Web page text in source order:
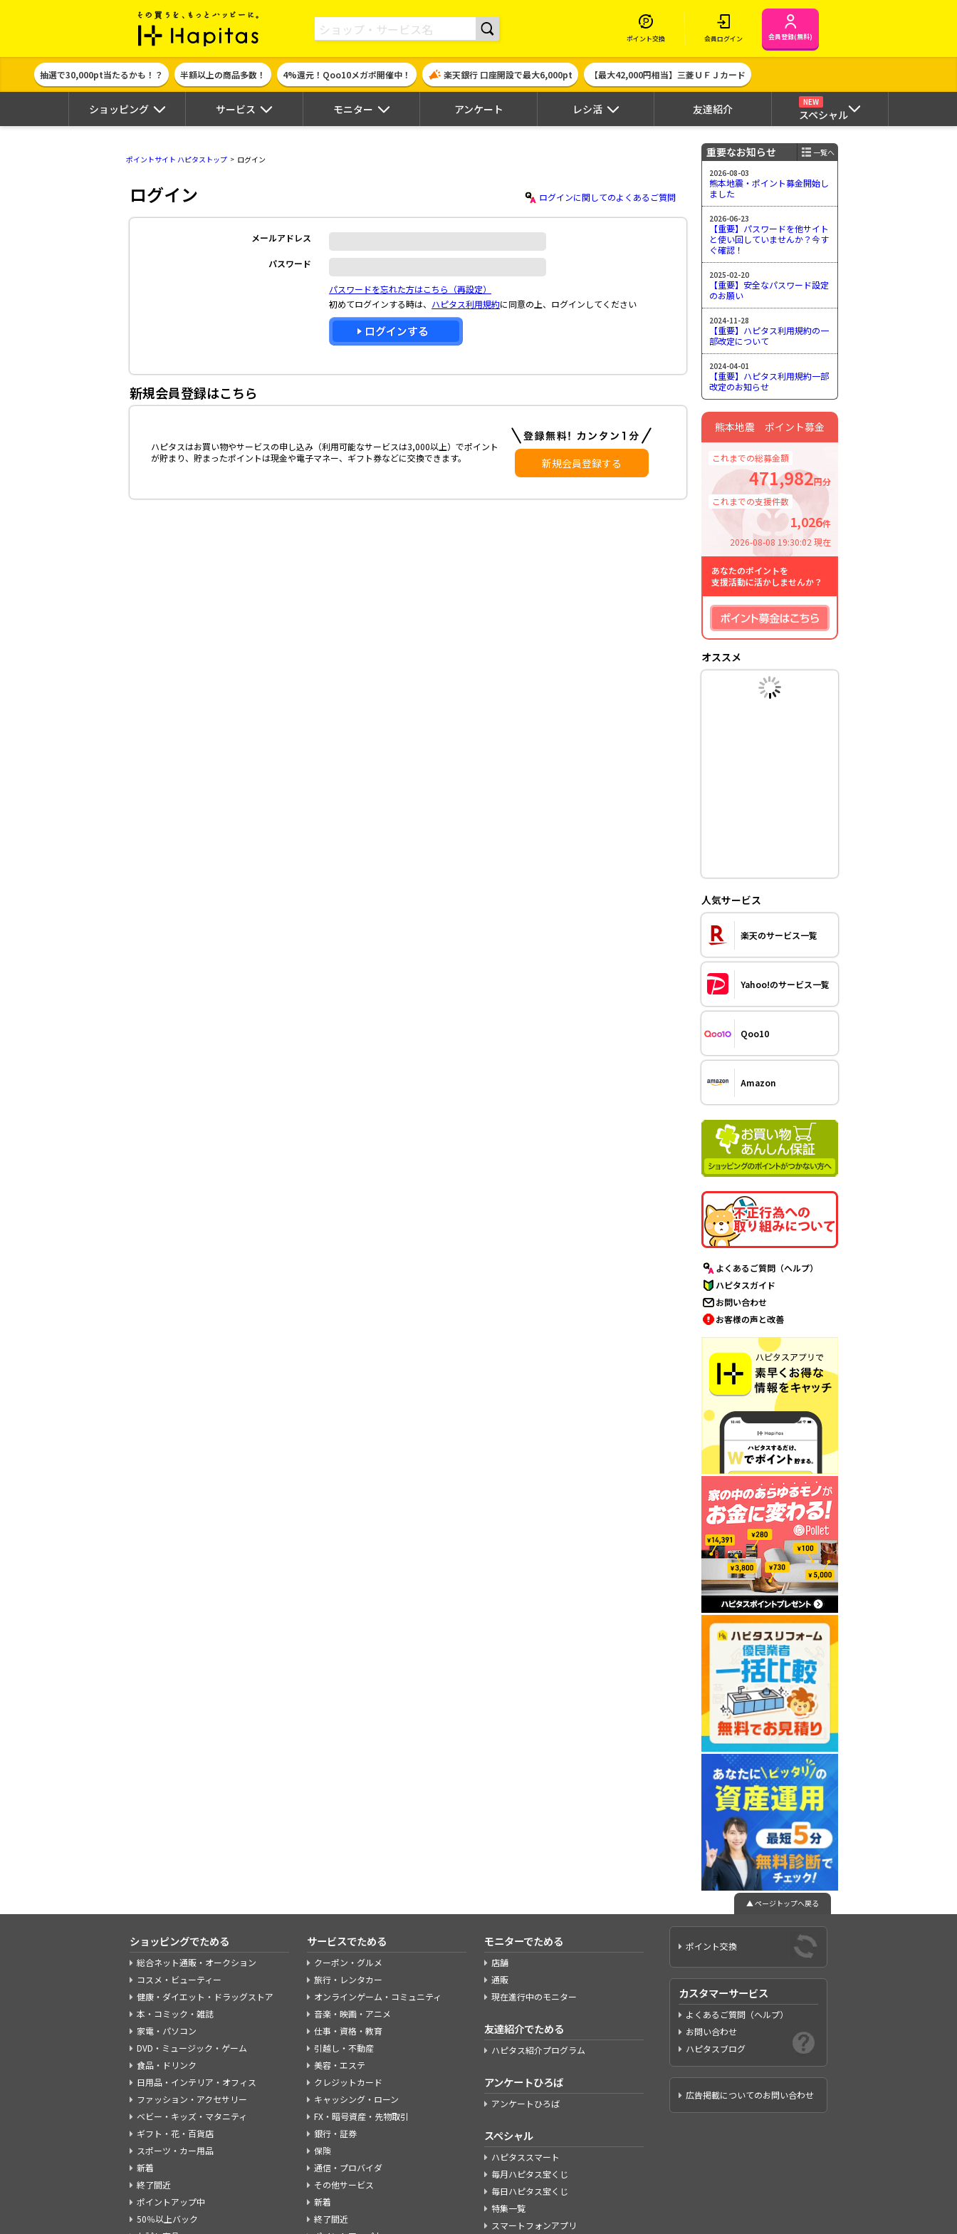
ポイント貯めて現金やギフト券に交換できるポイントサイト | ハピタス
ポイント交換 会員ログイン 会員登録(無料)
抽選で30,000pt当たるかも！？ 半額以上の商品多数！ 4%還元！Qoo10メガポ開催中！ 楽天銀行 口座開設で最大6,000pt 【最大42,000円相当】三菱ＵＦＪカード
ショッピング サービス モニター アンケート レシ活 友達紹介
NEW
スペシャル
ポイントサイト ハピタストップ ログイン
ログイン ログインに関してのよくあるご質問
メールアドレス
パスワード
パスワードを忘れた方はこちら（再設定）
初めてログインする時は、 ハピタス利用規約に同意の上、ログインしてください
新規会員登録はこちら
ハピタスはお買い物やサービスの申し込み（利用可能なサービスは3,000以上）でポイント
が貯まり、貯まったポイントは現金や電子マネー、ギフト券などに交換できます。
新規会員登録する
重要なお知らせ
一覧へ
2026-08-03
熊本地震・ポイント募金開始し
ました
2026-06-23
【重要】パスワードを他サイト
と使い回していませんか？今す
ぐ確認！
2025-02-20
【重要】安全なパスワード設定
のお願い
2024-11-28
【重要】ハピタス利用規約の一
部改定について
2024-04-01
【重要】ハピタス利用規約一部
改定のお知らせ
熊本地震 ポイント募金
これまでの総募金額
471,982円分
これまでの支援件数
1,026件
2026-08-08 19:30:02 現在
あなたのポイントを
支援活動に活かしませんか？
オススメ
人気サービス
楽天のサービス一覧
Yahoo!のサービス一覧
Qoo10
Amazon
よくあるご質問（ヘルプ）
ハピタスガイド
お問い合わせ
お客様の声と改善
▲ ページトップへ戻る
ショッピングでためる
総合ネット通販・オークション
コスメ・ビューティー
健康・ダイエット・ドラッグストア
本・コミック・雑誌
家電・パソコン
DVD・ミュージック・ゲーム
食品・ドリンク
日用品・インテリア・オフィス
ファッション・アクセサリー
ベビー・キッズ・マタニティ
ギフト・花・百貨店
スポーツ・カー用品
新着
終了間近
ポイントアップ中
50％以上バック
サービスでためる
クーポン・グルメ
旅行・レンタカー
オンラインゲーム・コミュニティ
音楽・映画・アニメ
仕事・資格・教育
引越し・不動産
美容・エステ
クレジットカード
キャッシング・ローン
FX・暗号資産・先物取引
銀行・証券
保険
通信・プロバイダ
その他サービス
新着
終了間近
モニターでためる
店舗
通販
現在進行中のモニター
友達紹介でためる
ハピタス紹介プログラム
アンケートひろば
アンケートひろば
スペシャル
ハピタススマート
毎月ハピタス宝くじ
毎日ハピタス宝くじ
特集一覧
スマートフォンアプリ
ポイント交換
カスタマーサービス
よくあるご質問（ヘルプ）
お問い合わせ
ハピタスブログ
広告掲載についてのお問い合わせ